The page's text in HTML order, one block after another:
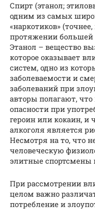
Спирт (этанол;
одним из самых
«наркотиков»
протяжении большей
Этанол – вещество
которое оказывает
систем, одно из
заболеваемости и
заболеваний при
авторы полагают, что
опасности при
героин или кокаин, и
алкоголя является
Несмотря на то, что
человеческую
элитные спортсмены
При рассмотрении
целом важно
потребление и